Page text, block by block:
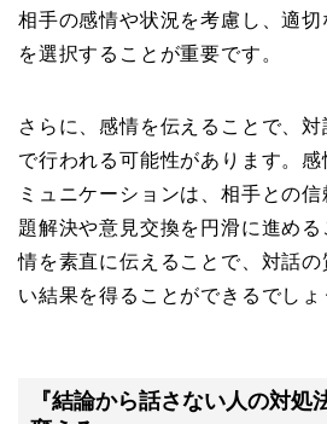
相手の感情や状況を考慮し、適
を選択することが重要です。
さらに、感情を伝えることで、
で行われる可能性があります。感
ミュニケーションは、相手との
題解決や意見交換を円滑に進め
情を素直に伝えることで、対話の
い結果を得ることができるでしょ
『結論から話さない人の対処